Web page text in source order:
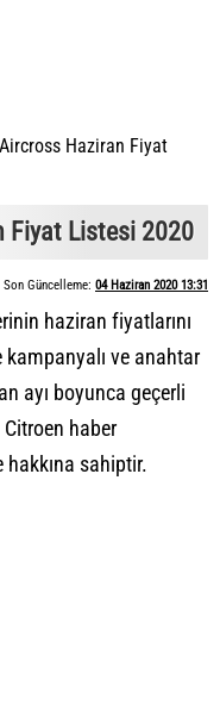
Haziran Fiyat
Fiyat Listesi 2020
Son Güncelleme: 04 Haziran 2020 13:31
haziran fiyatlarını
kampanyalı ve anahtar
ayı boyunca geçerli
haber
sahiptir.